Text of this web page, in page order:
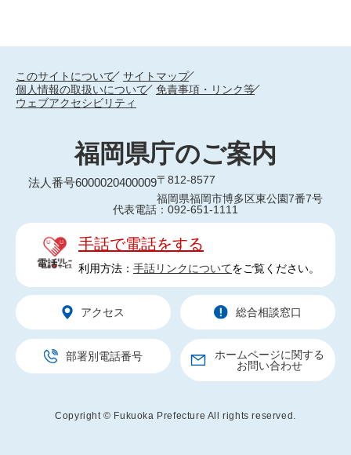
このサイトについて
サイトマップ
個人情報の取扱いについて
免責事項・リンク等
ウェブアクセシビリティ
福岡県庁のご案内
法人番号6000020400009〒812-8577
福岡県福岡市博多区東公園7番7号
代表電話：092-651-1111
手話で電話をする
利用方法： 手話リンクについてをご覧ください。
アクセス 総合相談窓口
部署別電話番号
ホームページに関する
お問い合わせ
Copyright © Fukuoka Prefecture All rights reserved.